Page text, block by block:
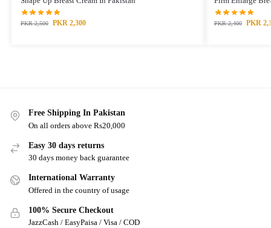
PKR2,500 PKR2,300 PKR2,400 PKR
Free Shipping In Pakistan
On all orders above Rs20,000
Easy 30 days returns
30 days money back guarantee
International Warranty
Offered in the country of usage
100% Secure Checkout
JazzCash / EasyPaisa / Visa / COD